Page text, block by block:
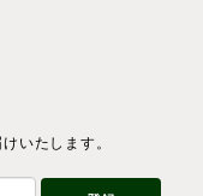
いたします。